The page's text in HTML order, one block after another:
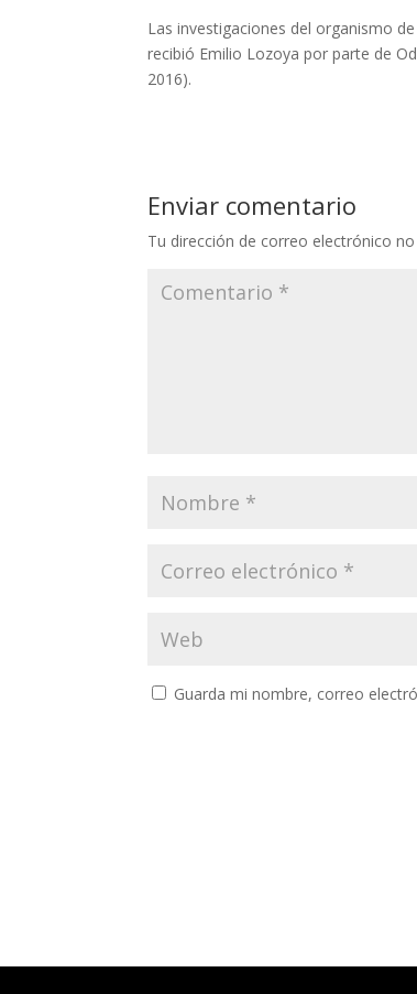
Las investigaciones del organismo
recibió Emilio Lozoya por parte de
2016).
Enviar comentario
Tu dirección de correo electrónico no
Guarda mi nombre, correo